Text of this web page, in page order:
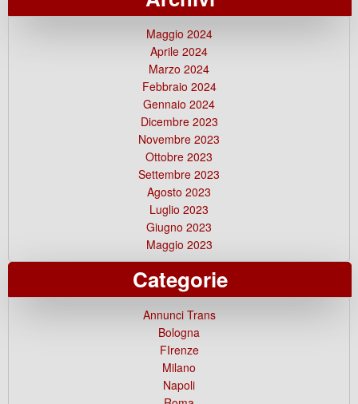
Maggio 2024
Aprile 2024
Marzo 2024
Febbraio 2024
Gennaio 2024
Dicembre 2023
Novembre 2023
Ottobre 2023
Settembre 2023
Agosto 2023
Luglio 2023
Giugno 2023
Maggio 2023
Categorie
Annunci Trans
Bologna
FIrenze
Milano
Napoli